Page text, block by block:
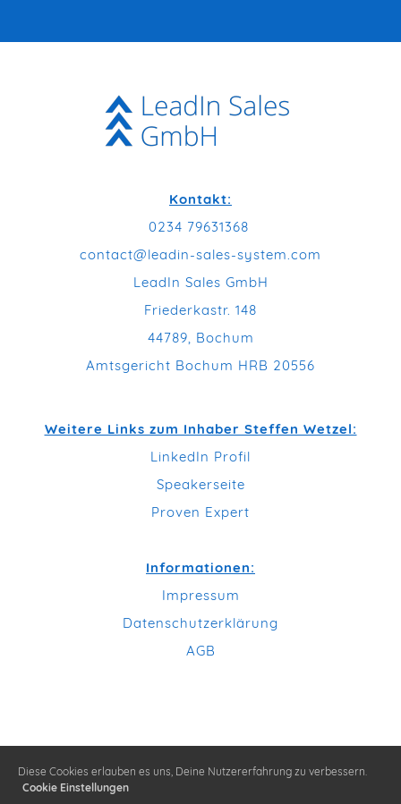
Kontakt:
0234 79631368
contact@leadin-sales-system.com
LeadIn Sales GmbH
Friederkastr. 148
44789, Bochum
Amtsgericht Bochum HRB 20556
Weitere Links zum Inhaber Steffen Wetzel:
LinkedIn Profil
Speakerseite
Proven Expert
Informationen:
Impressum
Datenschutzerklärung
AGB
Diese Cookies erlauben es uns, Deine Nutzererfahrung zu verbessern.
Cookie Einstellungen